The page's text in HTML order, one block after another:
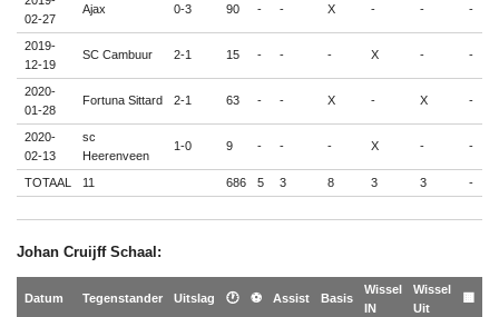
02-27
Ajax 0-3 90 - - X - - -
2019-
12-19
SC Cambuur 2-1 15 - - - X - -
2020-
01-28
Fortuna Sittard 2-1 63 - - X - X -
2020-
02-13
sc
Heerenveen
1-0 9 - - - X - -
TOTAAL 11 686 5 3 8 3 3 -
Johan Cruijff Schaal:
Datum Tegenstander Uitslag 🕐 ⚽ Assist Basis
Wissel
IN
Wissel
Uit
🟨